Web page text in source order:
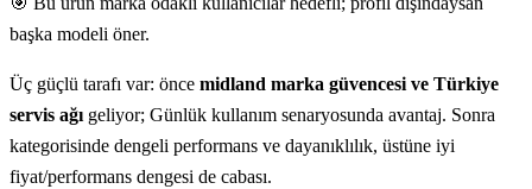
başka modeli öner.
Üç güçlü tarafı var: önce midland marka güvencesi ve Türkiye
servis ağıgeliyor; Günlük kullanım senaryosunda avantaj. Sonra
kategorisinde dengeli performans ve dayanıklılık, üstüne iyi
fiyat/performans dengesi de cabası.